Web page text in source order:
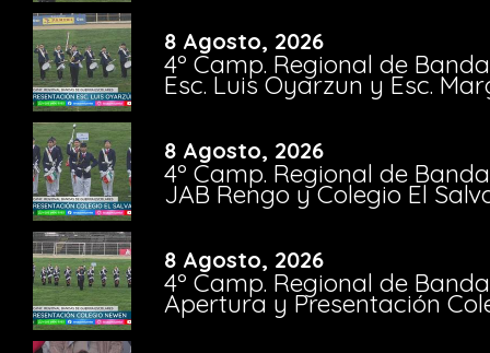
8 Agosto, 2026
4º Camp. Regional de
Esc. Luis Oyarzun y Esc.
8 Agosto, 2026
4º Camp. Regional de
JAB Rengo y Colegio El
8 Agosto, 2026
4º Camp. Regional de
Apertura y Presentación